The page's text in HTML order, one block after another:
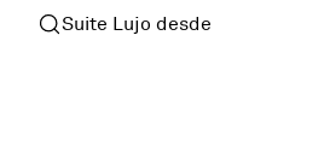
Suite Lujo desde